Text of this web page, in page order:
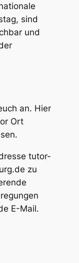
sind
und
an. Hier
Ort
tutor-
zu
E-Mail.